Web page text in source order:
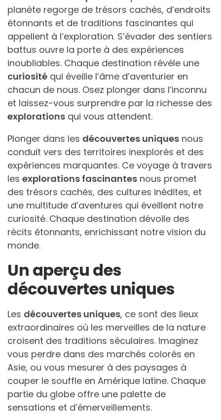
planète regorge de trésors cachés, d’endroits
étonnants et de traditions fascinantes qui
appellent à l’exploration. S’évader des sentiers
battus ouvre la porte à des expériences
inoubliables. Chaque destination révèle une
curiosité qui éveille l’âme d’aventurier en
chacun de nous. Osez plonger dans l’inconnu
et laissez-vous surprendre par la richesse des
explorations qui vous attendent.
Plonger dans les découvertes uniques nous
conduit vers des territoires inexplorés et des
expériences marquantes. Ce voyage à travers
les explorations fascinantes nous promet
des trésors cachés, des cultures inédites, et
une multitude d’aventures qui éveillent notre
curiosité. Chaque destination dévoile des
récits étonnants, enrichissant notre vision du
monde.
Un aperçu des
découvertes uniques
Les découvertes uniques, ce sont des lieux
extraordinaires où les merveilles de la nature
croisent des traditions séculaires. Imaginez
vous perdre dans des marchés colorés en
Asie, ou vous mesurer à des paysages à
couper le souffle en Amérique latine. Chaque
partie du globe offre une palette de
sensations et d’émerveillements.